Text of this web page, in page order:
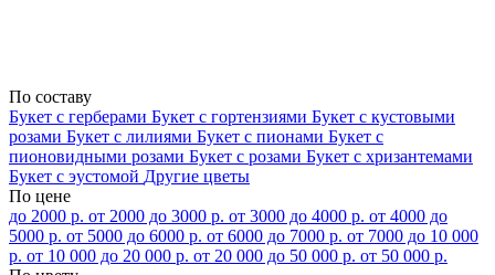
По составу
Букет с герберами Букет с гортензиями Букет с кустовыми
розами Букет с лилиями Букет с пионами Букет с
пионовидными розами Букет с розами Букет с хризантемами
Букет с эустомой Другие цветы
По цене
до 2000 р. от 2000 до 3000 р. от 3000 до 4000 р. от 4000 до
5000 р. от 5000 до 6000 р. от 6000 до 7000 р. от 7000 до 10 000
р. от 10 000 до 20 000 р. от 20 000 до 50 000 р. от 50 000 р.